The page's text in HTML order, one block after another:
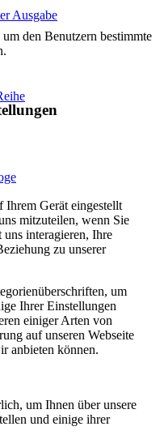
Ausgabe
den Benutzern bestimmte
Ihrem Gerät eingestellt
mitzuteilen, wenn Sie
uns interagieren, Ihre
zu unserer
um
Ihrer Einstellungen
einiger Arten von
auf unseren Webseite
anbieten können.
um Ihnen über unsere
und einige ihrer